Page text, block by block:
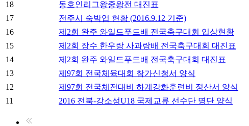
18 동호인리그왕중왕전 대진표
17
전주시 숙박업 현황 (2016.9.12 기준)
16
제2회 완주 와일드푸드배 전국축구대회 입상현황
15
제2회 장수 한우랑 사과랑배 전국축구대회 대진표
14
제2회 완주 와일드푸드배 전국축구대회 대진표
13
제97회 전국체육대회 참가신청서 양식
12
제97회 전국체전대비 하계강화훈련비 정산서 양식
11
2016 전북-강소성U18 국제교류 선수단 명단 양식